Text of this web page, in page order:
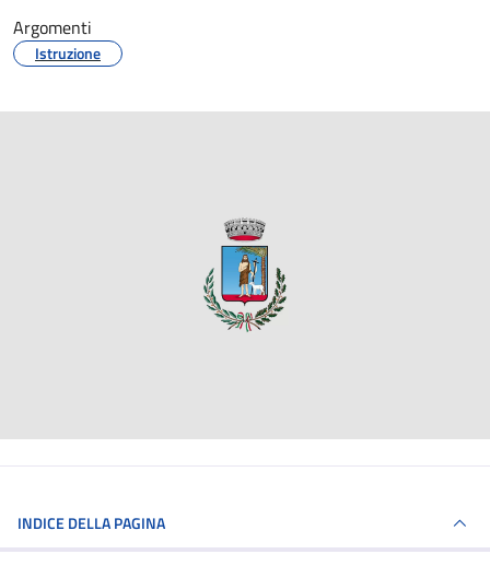
Argomenti
Istruzione
INDICE DELLA PAGINA